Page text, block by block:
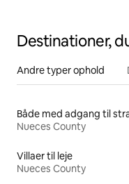
Destinationer,
Andre typer ophold
Nueces County
Villaer til leje
Nueces County